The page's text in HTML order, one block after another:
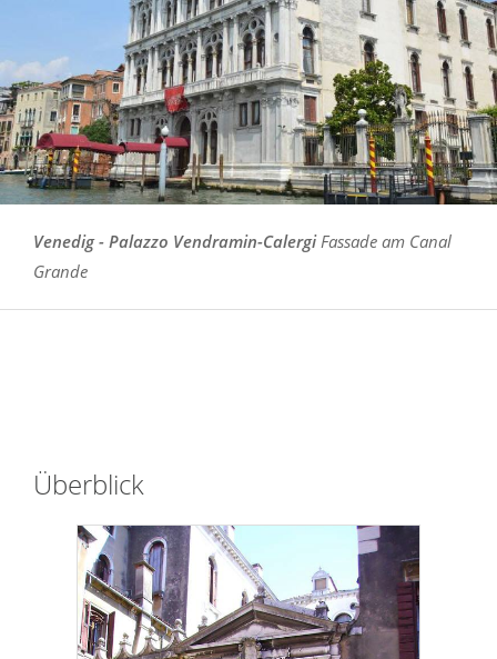
Venedig - Palazzo Vendramin-CalergiFassade am Canal
Grande
Überblick